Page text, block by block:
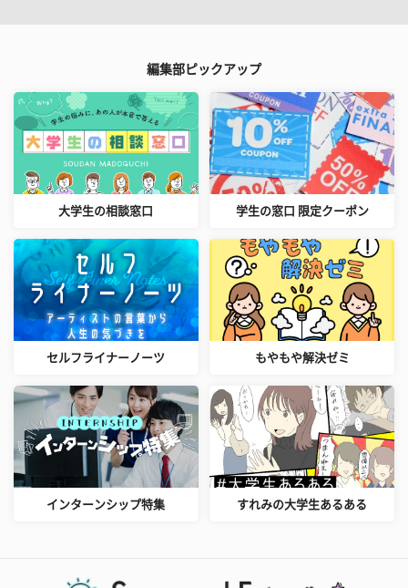
編集部ピックアップ
大学生の相談窓口 学生の窓口 限定クーポン
セルフライナーノーツ もやもや解決ゼミ
インターンシップ特集 すれみの大学生あるある